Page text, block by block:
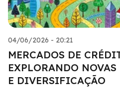
04/06/2026 - 20:21
MERCADOS DE
EXPLORANDO
E DIVERSIFICAÇÃO